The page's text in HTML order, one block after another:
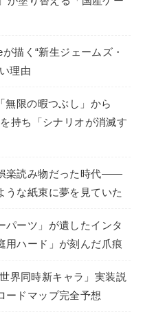
描く“新生ジェームズ・
理由
無限の暇つぶし」から
持ち「シナリオが消滅す
楽読み物だった時代――
うな紙束に夢を見ていた
パーツ」が遺したインタ
用ハード」が刻んだ爪痕
界同時新キャラ」実装説
ードマップ完全予想